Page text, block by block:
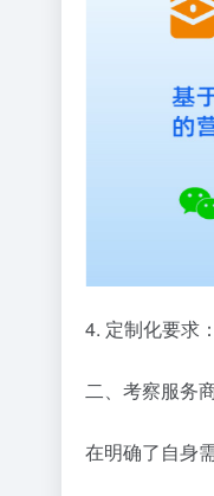
4. 定制化要求
二、考察服务
在明确了自身